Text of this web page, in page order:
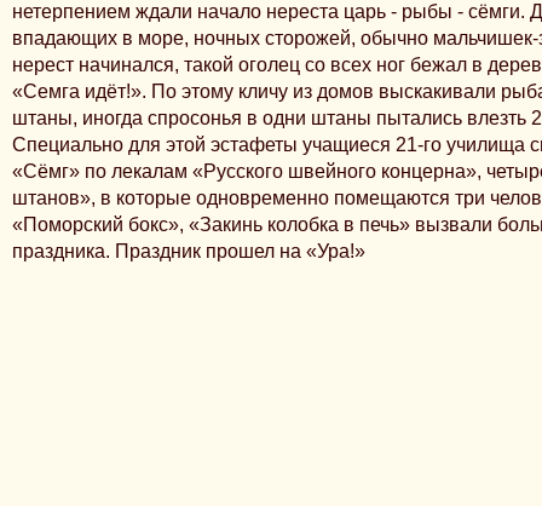
нетерпением ждали начало нереста царь - рыбы - сёмги.
впадающих в море, ночных сторожей, обычно мальчишек-
нерест начинался, такой оголец со всех ног бежал в
«Семга идёт!». По этому кличу из домов выскакивали
штаны, иногда спросонья в одни штаны пытались влезть
Специально для этой эстафеты учащиеся 21-го училища
«Сёмг» по лекалам «Русского швейного концерна»,
штанов», в которые одновременно помещаются три
«Поморский бокс», «Закинь колобка в печь» вызвали
праздника. Праздник прошел на «Ура!»